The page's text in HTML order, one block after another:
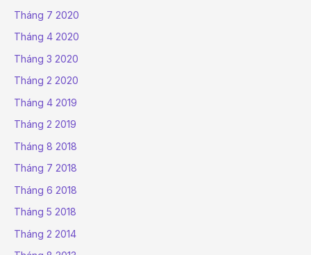
Tháng 7 2020
Tháng 4 2020
Tháng 3 2020
Tháng 2 2020
Tháng 4 2019
Tháng 2 2019
Tháng 8 2018
Tháng 7 2018
Tháng 6 2018
Tháng 5 2018
Tháng 2 2014